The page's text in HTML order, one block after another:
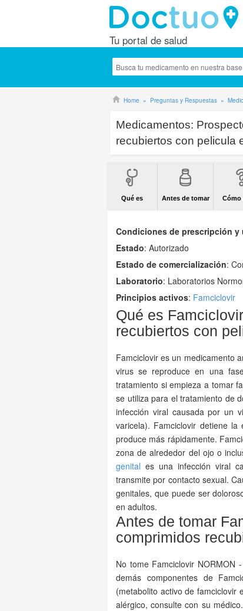
Tu portal de salud
Home Preguntas y Respuestas
Medicamentos:
recubiertos con pelicula
Qué es Antes de tomar Cómo
Condiciones de prescripción y
Estado: Autorizado
Estado de comercialización:
Laboratorio: Laboratorios
Principios activos: Famciclovir
Qué es
recubiertos con
Famciclovir es un medicamento
virus se reproduce en una
tratamiento si empieza a tomar
se utiliza para el tratamiento de
infección viral causada por un
varicela). Famciclovir detiene
produce más rápidamente.
zona de alrededor del ojo o
genital es una infección viral
transmite por contacto sexual.
genitales, que puede ser
en adultos.
Antes de tomar
comprimidos
No tome Famciclovir NORMON
demás componentes de
(metabolito activo de famciclovir
alérgico, consulte con su